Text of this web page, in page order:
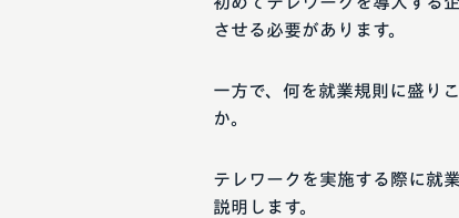
テレワークを実施する際に就
説明します。
一方で、何を就業規則に盛り
か。
させる必要があります。